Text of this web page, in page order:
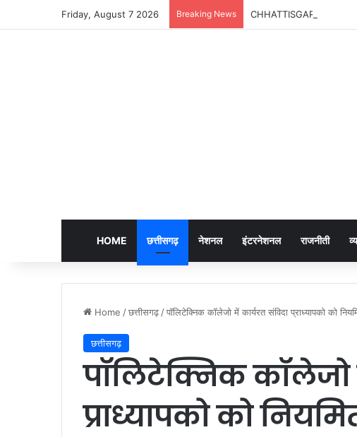
Friday, August 7 2026 Breaking News CHHATTISGARH | APL
HOME छत्तीसगढ़ नेशनल इंटरनेशनल राजनीती
Home /छत्तीसगढ़ /पॉलिटेक्निक कॉलेजो में कार्यरत संविदा प्राध्यापको को
छत्तीसगढ़
पॉलिटेक्निक कॉलेजो
प्राध्यापको को